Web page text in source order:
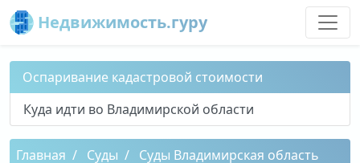
Недвижимость.гуру
Оспаривание кадастровой стоимости
Куда идти во Владимирской области
Главная Суды Суды Владимирская область